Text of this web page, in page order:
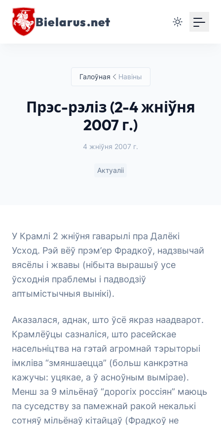
Bielarus.net
Галоўная Навіны
Прэс-рэліз (2-4 жніўня
2007 г.)
4 жніўня 2007 г.
Актуаліі
У Крамлі 2 жніўня гаварылі пра Далёкі
Усход. Рэй вёў прэм’ер Фрадкоў, надзвычай
вясёлы і жвавы (нібыта вырашыў усе
ўсходнія праблемы і падводзіў
аптымістычныя вынікі).
Аказалася, аднак, што ўсё якраз наадварот.
Крамлёўцы сазналіся, што расейскае
насельніцтва на гэтай агромнай тэрыторыі
імкліва “змяншаецца” (больш канкрэтна
кажучы: уцякае, а ў асноўным вымірае).
Менш за 9 мільёнаў “дорогіх россіян” маюць
па суседству за памежнай ракой некалькі
сотняў мільёнаў кітайцаў (Фрадкоў не